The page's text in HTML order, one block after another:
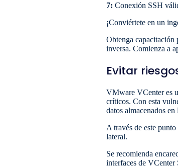
7: Conexión SSH
¡Conviértete en un
Obtenga capacitación
inversa. Comienza a
Evitar
VMware VCenter es
críticos. Con esta
datos almacenados
A través de este
lateral.
Se recomienda
interfaces de VCenter